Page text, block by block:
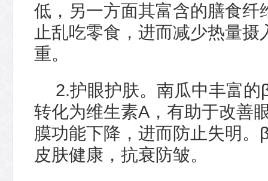
低，另一方面其富含的膳食纤
止乱吃零食，进而减少热量
重。
2.护眼护肤。南瓜中丰富
转化为维生素A，有助于改善
膜功能下降，进而防止失明。
皮肤健康，抗衰防皱。